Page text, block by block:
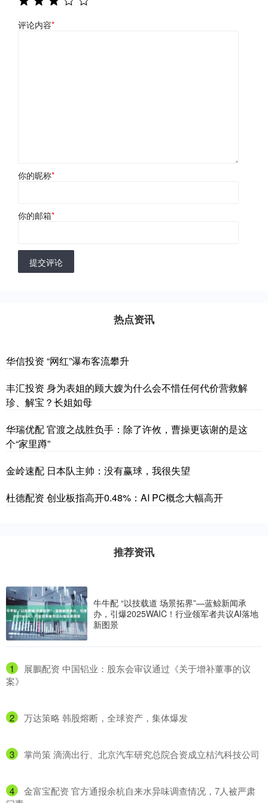
评论内容*
你的昵称*
你的邮箱*
提交评论
热点资讯
华信投资 “网红”瀑布客流攀升
丰汇投资 身为表姐的顾大嫂为什么会不惜任何代价营救解
珍、解宝？长姐如母
华瑞优配 官渡之战胜负手：除了许攸，曹操更该谢的是这
个“家里蹲”
金岭速配 日本队主帅：没有赢球，我很失望
杜德配资 创业板指高开0.48%：AI PC概念大幅高开
推荐资讯
牛牛配 “以技载道 场景拓界”—蓝鲸新闻承
办，引爆2025WAIC！行业领军者共议AI落地
新图景
1
​展鵬配资 中国铝业：股东会审议通过《关于增补董事的议
案》
2 ​万达策略 韩股熔断，全球资产，集体爆发
3 ​掌尚策 滴滴出行、北京汽车研究总院合资成立桔汽科技公司
4
​金富宝配资 官方通报余杭自来水异味调查情况，7人被严肃